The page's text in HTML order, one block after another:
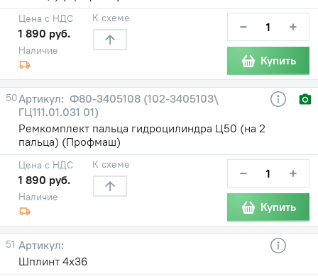
Наличие
Цена с НДС
1 890 руб.
К схеме − +
Купить
50
Ф80-3405108 (102-3405103\
ГЦ111.01.031 01)
Ремкомплект пальца гидроцилиндра Ц50 (на 2
пальца) (Профмаш)
Наличие
Цена с НДС
1 890 руб.
К схеме − +
Купить
51
Шплинт 4х36